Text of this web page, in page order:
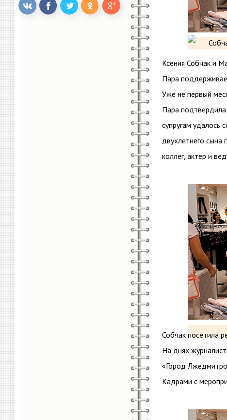
Ксения Собчак и
Пара
Уже не первый
Пара
супругам удалось
двухлетнего сына
коллег, актер и
Собчак посетила
На днях
«Город
Кадрами с